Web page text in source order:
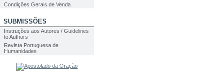
Condições Gerais de Venda
SUBMISSÕES
Instruções aos Autores / Guidelines
to Authors
Revista Portuguesa de
Humanidades